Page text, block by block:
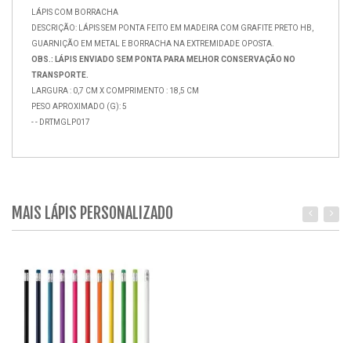
LÁPIS COM BORRACHA
DESCRIÇÃO: LÁPIS SEM PONTA FEITO EM MADEIRA COM GRAFITE PRETO HB,
GUARNIÇÃO EM METAL E BORRACHA NA EXTREMIDADE OPOSTA.
OBS.: LÁPIS ENVIADO SEM PONTA PARA MELHOR CONSERVAÇÃO NO
TRANSPORTE.
LARGURA : 0,7 CM X COMPRIMENTO : 18,5 CM
PESO APROXIMADO (G): 5
- - DRTMGLP017
MAIS LÁPIS PERSONALIZADO